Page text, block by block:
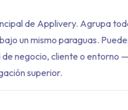
de Applivery. Agrupa
un mismo paraguas.
negocio, cliente o entorno
superior.